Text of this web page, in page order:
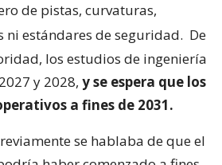
de pistas, curvaturas,
ni estándares de seguridad. De
los estudios de ingeniería
y 2028, y se espera que los
a fines de 2031.
se hablaba de que el